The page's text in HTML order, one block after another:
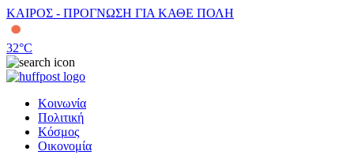
ΚΑΙΡΟΣ - ΠΡΟΓΝΩΣΗ ΓΙΑ ΚΑΘΕ ΠΟΛΗ
32°C
Κοινωνία
Πολιτική
Κόσμος
Οικονομία